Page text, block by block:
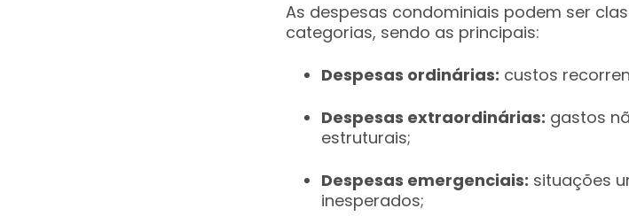
As despesas condominiais podem ser
categorias, sendo as principais:
Despesas ordinárias: custos
Despesas extraordinárias: gastos
estruturais;
Despesas emergenciais: situações
inesperados;